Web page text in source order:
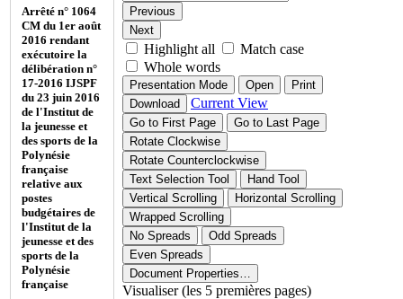
Arrêté n° 1064
CM du 1er août
2016 rendant
exécutoire la
délibération n°
17-2016 IJSPF
du 23 juin 2016
de l'Institut de
la jeunesse et
des sports de la
Polynésie
française
relative aux
postes
budgétaires de
l'Institut de la
jeunesse et des
sports de la
Polynésie
française
Previous
Next
Highlight all
Match case
Whole words
Presentation Mode Open
Print
Download
Current View
Go to First Page
Go to Last Page
Rotate Clockwise
Rotate Counterclockwise
Text Selection Tool
Hand Tool
Vertical Scrolling
Horizontal Scrolling
Wrapped Scrolling
No Spreads
Odd Spreads
Even Spreads
Document Properties…
Visualiser (les 5 premières pages)